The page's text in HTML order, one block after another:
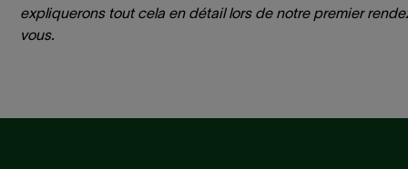
expliquerons tout cela en détail lors de notre premier
vous.